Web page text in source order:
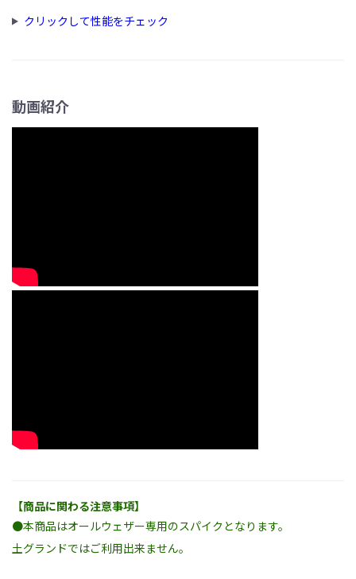
クリックして性能をチェック
動画紹介
【商品に関わる注意事項】
●本商品はオールウェザー専用のスパイクとなります。
土グランドではご利用出来ません。